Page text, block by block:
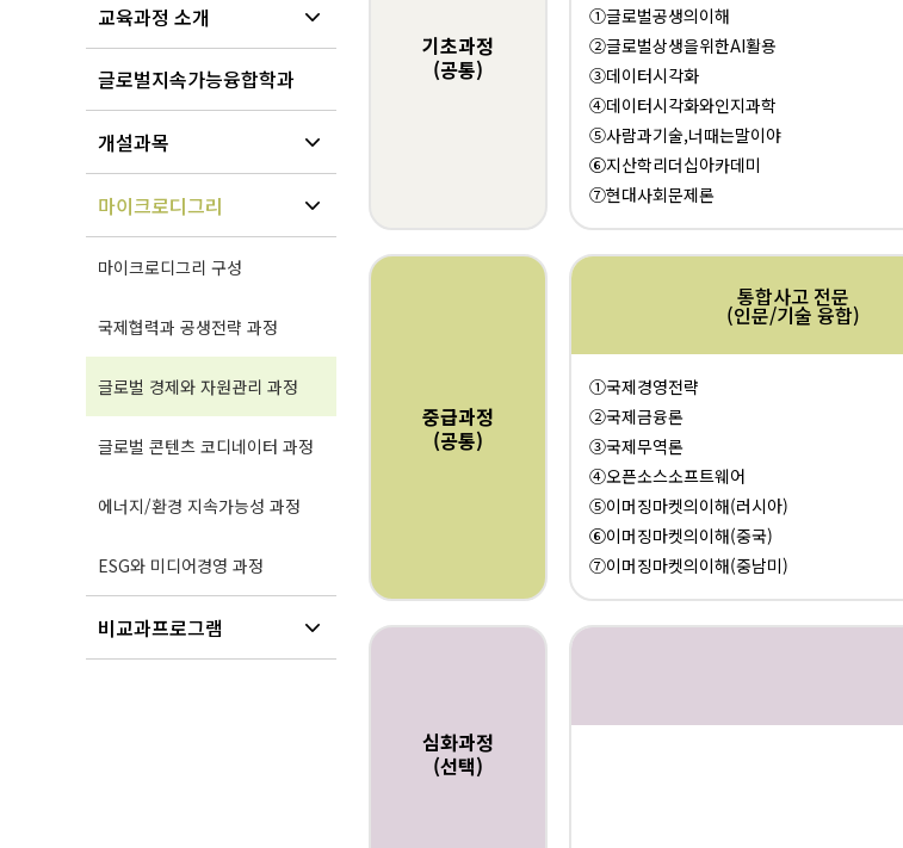
교육과정 소개
글로벌지속가능융합학과
개설과목
마이크로디그리
마이크로디그리 구성
국제협력과 공생전략 과정
글로벌 경제와 자원관리 과정
글로벌 콘텐츠 코디네이터 과정
에너지/환경 지속가능성 과정
ESG와 미디어경영 과정
비교과프로그램
기초과정
(공통)
①글로벌공생의이해
②글로벌상생을위한AI활용
③데이터시각화
④데이터시각화와인지과학
⑤사람과기술,너때는말이야
⑥지산학리더십아카데미
⑦현대사회문제론
중급과정
(공통)
통합사고 전문
(인문/기술 융합)
①국제경영전략
②국제금융론
③국제무역론
④오픈소스소프트웨어
⑤이머징마켓의이해(러시아)
⑥이머징마켓의이해(중국)
⑦이머징마켓의이해(중남미)
심화과정
(선택)